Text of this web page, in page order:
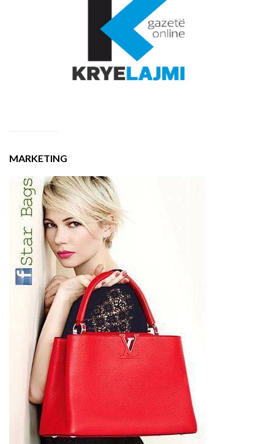
MARKETING